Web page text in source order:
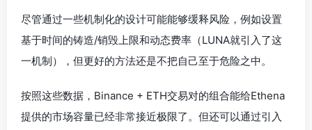
尽管通过一些机制化的设计可能能够缓释风险，例如设置
基于时间的铸造/销毁上限和动态费率（LUNA就引入了这
一机制），但更好的方法还是不把自己至于危险之中。
按照这些数据，Binance + ETH交易对的组合能给Ethena
提供的市场容量已经非常接近极限了。但还可以通过引入